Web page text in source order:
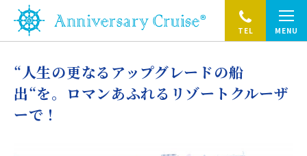
TEL MENU
“人生の更なるアップグレードの船
出“を。ロマンあふれるリゾートクルーザ
ーで！